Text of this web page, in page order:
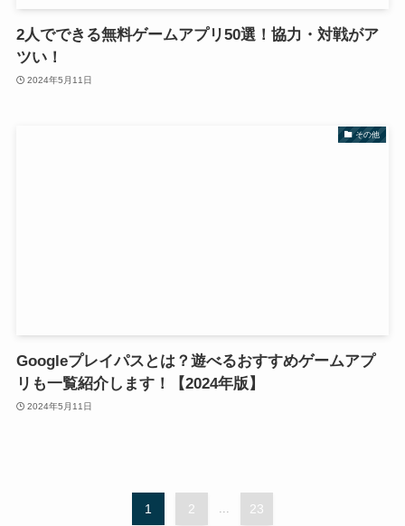
2人でできる無料ゲームアプリ50選！協力・対戦がア
ツい！
2024年5月11日
その他
Googleプレイパスとは？遊べるおすすめゲームアプ
リも一覧紹介します！【2024年版】
2024年5月11日
1 2 ... 23